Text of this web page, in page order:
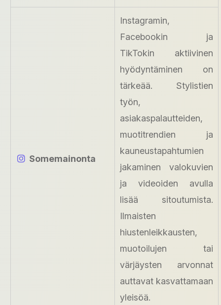
Somemainonta
Instagramin,
Facebookin ja
TikTokin aktiivinen
hyödyntäminen on
tärkeää. Stylistien
työn,
asiakaspalautteiden,
muotitrendien ja
kauneustapahtumien
jakaminen valokuvien
ja videoiden avulla
lisää sitoutumista.
Ilmaisten
hiustenleikkausten,
muotoilujen tai
värjäysten arvonnat
auttavat kasvattamaan
yleisöä.